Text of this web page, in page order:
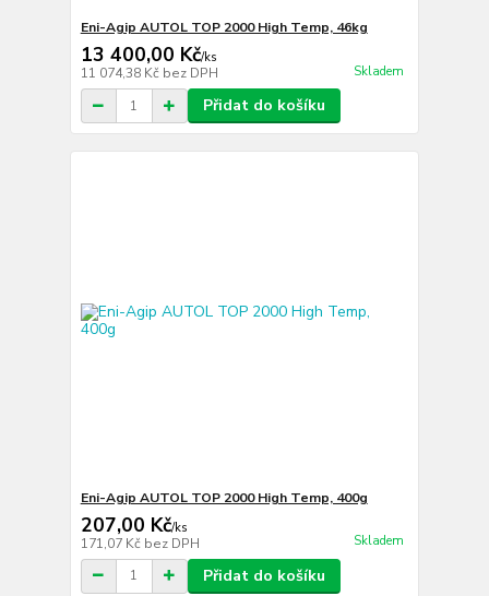
Eni-Agip AUTOL TOP 2000 High Temp, 46kg
13 400,00 Kč/ks
11 074,38 Kč bez DPH Skladem
Přidat do košíku
Eni-Agip AUTOL TOP 2000 High Temp, 400g
207,00 Kč/ks
171,07 Kč bez DPH Skladem
Přidat do košíku